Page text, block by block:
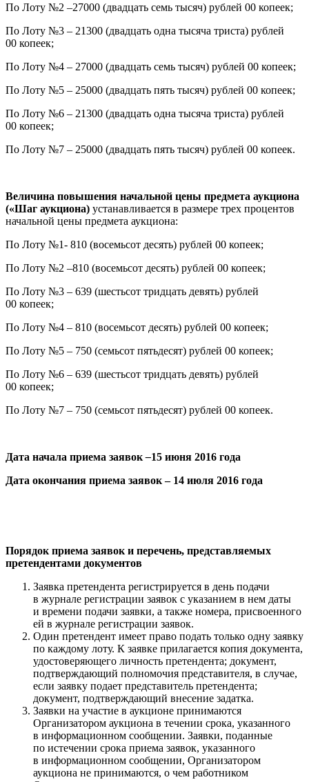
По Лоту №2 –27000 (двадцать семь тысяч) рублей 00 копеек;
По Лоту №3 – 21300 (двадцать одна тысяча триста) рублей
00 копеек;
По Лоту №4 – 27000 (двадцать семь тысяч) рублей 00 копеек;
По Лоту №5 – 25000 (двадцать пять тысяч) рублей 00 копеек;
По Лоту №6 – 21300 (двадцать одна тысяча триста) рублей
00 копеек;
По Лоту №7 – 25000 (двадцать пять тысяч) рублей 00 копеек.
Величина повышения начальной цены предмета аукциона
(«Шаг аукциона) устанавливается в размере трех процентов
начальной цены предмета аукциона:
По Лоту №1- 810 (восемьсот десять) рублей 00 копеек;
По Лоту №2 –810 (восемьсот десять) рублей 00 копеек;
По Лоту №3 – 639 (шестьсот тридцать девять) рублей
00 копеек;
По Лоту №4 – 810 (восемьсот десять) рублей 00 копеек;
По Лоту №5 – 750 (семьсот пятьдесят) рублей 00 копеек;
По Лоту №6 – 639 (шестьсот тридцать девять) рублей
00 копеек;
По Лоту №7 – 750 (семьсот пятьдесят) рублей 00 копеек.
Дата начала приема заявок–15 июня 2016 года
Дата окончания приема заявок – 14 июля 2016 года
Порядок приема заявок и перечень, представляемых
претендентами документов
Заявка претендента регистрируется в день подачи
в журнале регистрации заявок с указанием в нем даты
и времени подачи заявки, а также номера, присвоенного
ей в журнале регистрации заявок.
Один претендент имеет право подать только одну заявку
по каждому лоту. К заявке прилагается копия документа,
удостоверяющего личность претендента; документ,
подтверждающий полномочия представителя, в случае,
если заявку подает представитель претендента;
документ, подтверждающий внесение задатка.
Заявки на участие в аукционе принимаются
Организатором аукциона в течении срока, указанного
в информационном сообщении. Заявки, поданные
по истечении срока приема заявок, указанного
в информационном сообщении, Организатором
аукциона не принимаются, о чем работником